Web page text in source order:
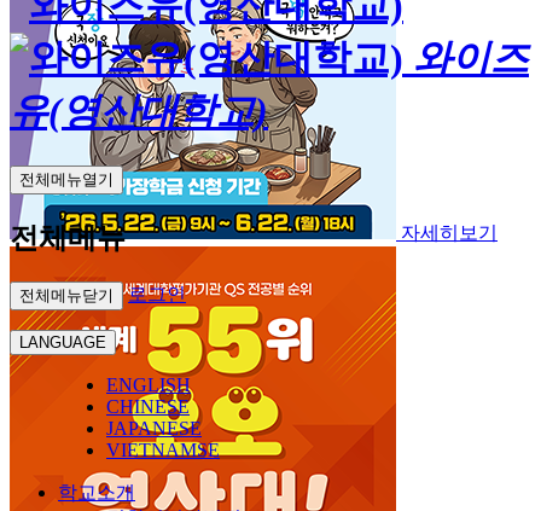
자세히보기
와이즈
유(영산대학교)
전체메뉴열기
전체메뉴
전체메뉴닫기 로그인
LANGUAGE
ENGLISH
CHINESE
JAPANESE
VIETNAMSE
학교소개